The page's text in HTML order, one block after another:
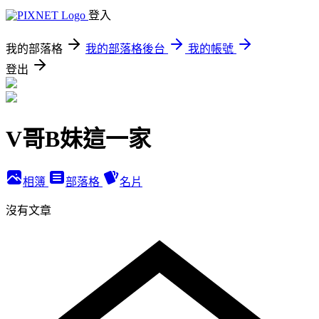
登入
我的部落格 我的部落格後台
我的帳號
登出
V哥B妹這一家
相簿 部落格 名片
沒有文章